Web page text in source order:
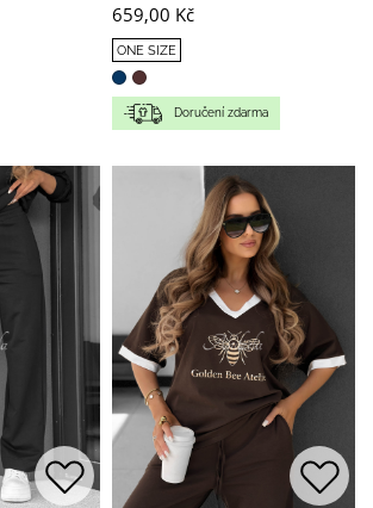
659,00 Kč
ONE SIZE
Doručení zdarma